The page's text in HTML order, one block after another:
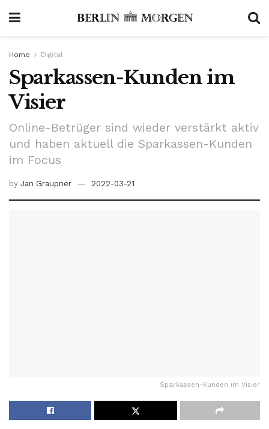
Home Digital
Sparkassen-Kunden im
Visier
Online-Betrüger sind wieder verstärkt aktiv
und haben aktuell die Sparkassen-Kunden
im Focus
by Jan Graupner 2022-03-21
Sparkassen-Kunden im Visier